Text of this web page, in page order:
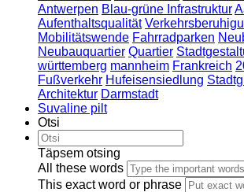
Antwerpen Blau-grüne Infrastruktur
Aufenthaltsqualität
Mobilitätswende Fahrradparken
Neubauquartier Quartier
württemberg mannheim Frankreich
Fußverkehr Hufeisensiedlung
Architektur Darmstadt
Suvaline pilt
Otsi
Täpsem otsing
All these words
This exact word or phrase